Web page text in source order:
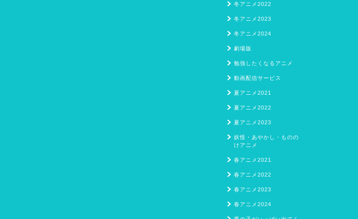
冬アニメ2022
冬アニメ2023
冬アニメ2024
劇場版
勉強したくなるアニメ
動画配信サービス
夏アニメ2021
夏アニメ2022
夏アニメ2023
妖怪・あやかし・ものの
けアニメ
春アニメ2021
春アニメ2022
春アニメ2023
春アニメ2024